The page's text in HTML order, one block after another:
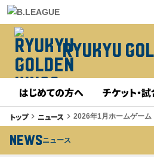
RYUKYU
はじめての方へ チケット・
トップkeyboard_arrow_right ニュース keyboard_arrow_right 2026年1月ホームゲー
NEWSニュース